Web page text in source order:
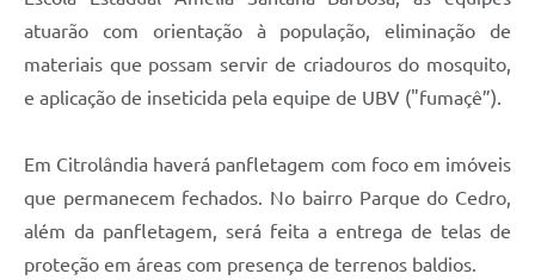
atuarão com orientação à população, eliminação de
materiais que possam servir de criadouros do mosquito,
e aplicação de inseticida pela equipe de UBV ("fumaçê”).
Em Citrolândia haverá panfletagem com foco em imóveis
que permanecem fechados. No bairro Parque do Cedro,
além da panfletagem, será feita a entrega de telas de
proteção em áreas com presença de terrenos baldios.